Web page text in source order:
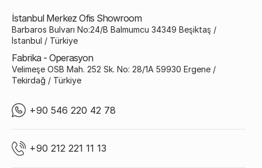
İstanbul Merkez Ofis Showroom
Barbaros Bulvarı No:24/B Balmumcu 34349 Beşiktaş /
İstanbul / Türkiye
Fabrika - Operasyon
Velimeşe OSB Mah. 252 Sk. No: 28/1A 59930 Ergene /
Tekirdağ / Türkiye
+90 546 220 42 78
+90 212 221 11 13